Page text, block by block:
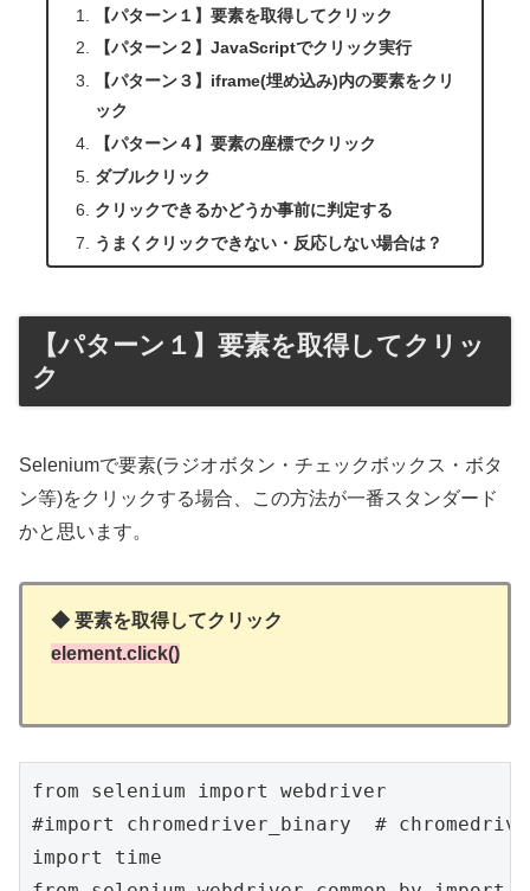
【パターン１】要素を取得してクリック
【パターン２】JavaScriptでクリック実行
【パターン３】iframe(埋め込み)内の要素をクリ
ック
【パターン４】要素の座標でクリック
ダブルクリック
クリックできるかどうか事前に判定する
うまくクリックできない・反応しない場合は？
【パターン１】要素を取得してクリッ
ク
Seleniumで要素(ラジオボタン・チェックボックス・ボタ
ン等)をクリックする場合、この方法が一番スタンダード
かと思います。
◆ 要素を取得してクリック
element.click()
from selenium import webdriver
#import chromedriver_binary  # chromedriver-
import time